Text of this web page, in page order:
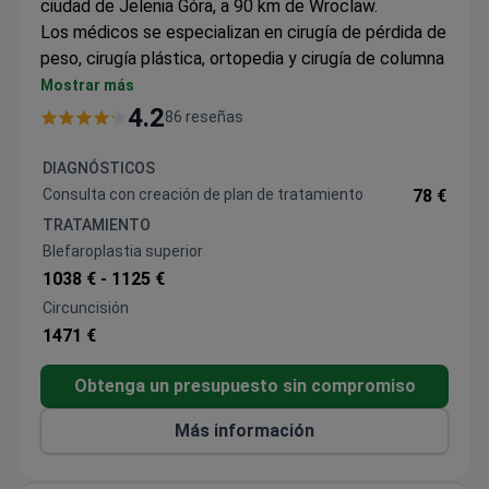
ciudad de Jelenia Góra, a 90 km de Wroclaw.
Los médicos se especializan en cirugía de pérdida de
peso, cirugía plástica, ortopedia y cirugía de columna
mínimamente invasiva.
El hospital ofrece programas de paquetes
Cada año, 700 pacientes del Reino Unido, Alemania,
Islandia, España y Omán vienen a KCM para recibir
tratamiento.
Mostrar más
4.286 reseñas
DIAGNÓSTICOS
Consulta con creación de plan de tratamiento
78 €
TRATAMIENTO
Blefaroplastia superior
1038 € - 1125 €
Circuncisión
1471 €
Obtenga un presupuesto sin compromiso
Más información